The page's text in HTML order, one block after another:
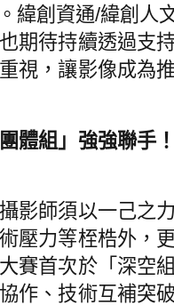
緯創資通/緯創人
期待持續透過支
視，讓影像成為
體組」強強聯手
影師須以一己之
壓力等桎梏外，
賽首次於「深空
作、技術互補突